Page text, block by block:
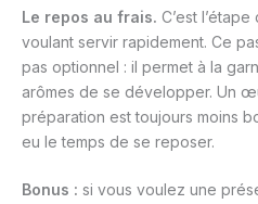
Le repos au frais. C’est
voulant servir rapidement. Ce
pas optionnel : il permet à la
arômes de se développer. Un
préparation est toujours moins
eu le temps de se reposer.
Bonus : si vous voulez une